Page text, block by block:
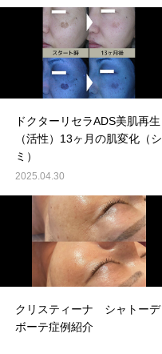
ドクターリセラADS美肌再生
（活性）13ヶ月の肌変化（シ
ミ）
2025.04.30
クリスティーナ シャトーデ
ボーテ症例紹介